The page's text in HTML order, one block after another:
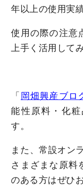
年以上の使用実
使用の際の注意
上手く活用して
「 岡畑興産ブロ
能性原料・化
す。
また、常設オン
さまざまな原料
のある方はぜひ